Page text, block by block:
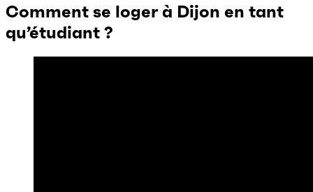
Comment se loger à Dijon en tant
qu’étudiant ?